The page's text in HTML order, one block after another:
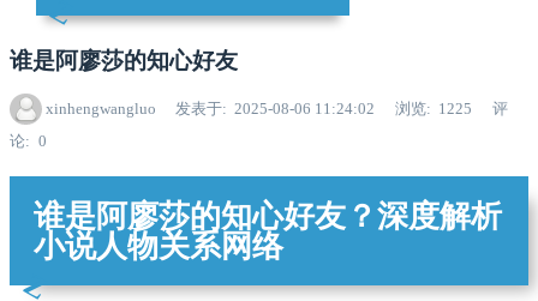
谁是阿廖莎的知心好友
xinhengwangluo 发表于 2025-08-06 11:24:02 浏览 1225
评
论
0
谁是阿廖莎的知心好友？深度解析
小说人物关系网络